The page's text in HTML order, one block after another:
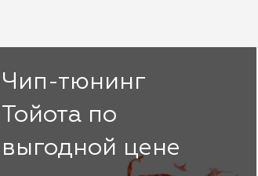
Чип-тюнинг
Тойота по
выгодной цене